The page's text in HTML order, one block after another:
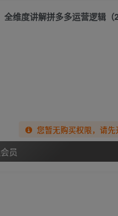
维度讲解拼多多运营逻辑（
您暂无购买权限，请先
员